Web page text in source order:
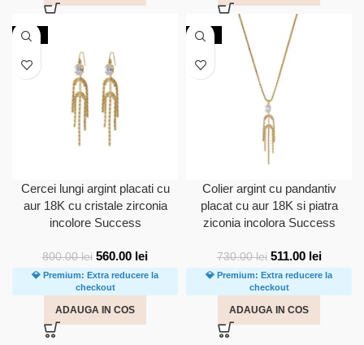
-30%
Cercei lungi argint placati cu
aur 18K cu cristale zirconia
incolore Success
800.00lei 560.00 lei
💎 Premium: Extra reducere la
checkout
ADAUGA IN COS
-30%
Colier argint cu pandantiv
placat cu aur 18K si piatra
ziconia incolora Success
730.00lei 511.00 lei
💎 Premium: Extra reducere la
checkout
ADAUGA IN COS